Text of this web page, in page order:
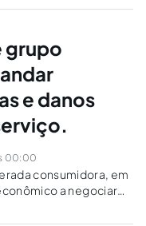
era –…
grupo
e danos
00:00
consumidora, em
a negociar